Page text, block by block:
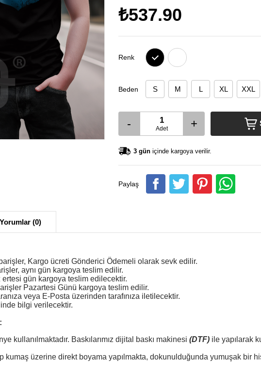
₺537.90
Renk
Beden S M L XL XXL
- Adet +
3 gün içinde kargoya verilir.
Paylaş
Yorumlar (0)
Kargo ücreti Gönderici Ödemeli olarak sevk edilir.
aynı gün kargoya teslim edilir.
gün kargoya teslim edilecektir.
Pazartesi Günü kargoya teslim edilir.
veya E-Posta üzerinden tarafınıza iletilecektir.
bilgi verilecektir.
kullanılmaktadır. Baskılarımız dijital baskı makinesi (DTF) ile yapılarak
kumaş üzerine direkt boyama yapılmakta, dokunulduğunda yumuşak bir